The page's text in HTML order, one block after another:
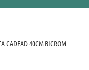
CADEAD 40CM BICROM